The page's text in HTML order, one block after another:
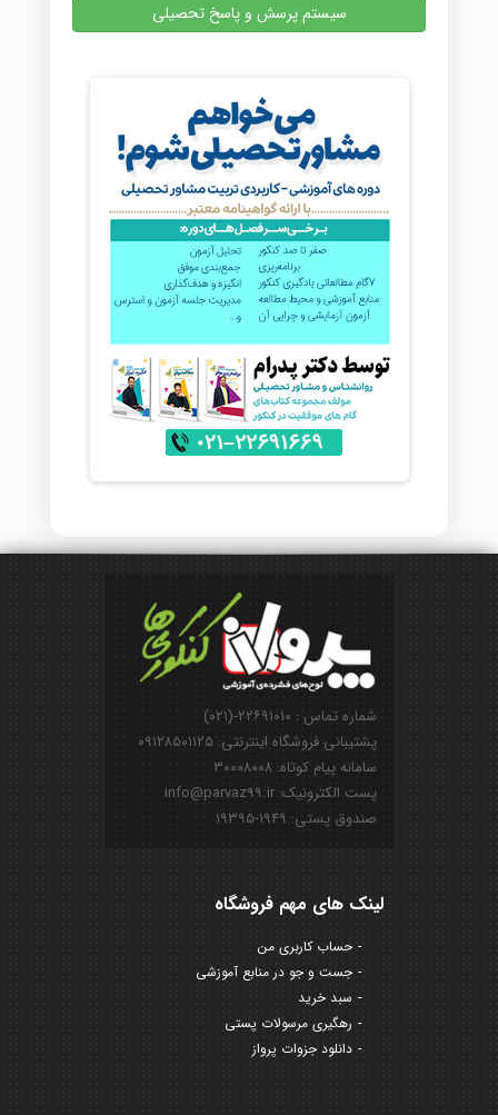
سیستم پرسش و پاسخ تحصیلی
شماره تماس : ۲۲۶۹۱۰۱۰-(۰۲۱)
پشتیبانی فروشگاه اینترنتی: ۰۹۱۲۸۵۰۱۱۲۵
سامانه پیام کوتاه: ۳۰۰۰۸۰۰۸
پست الکترونیک: info@parvaz99.ir
صندوق پستی: ۱۹۴۹-۱۹۳۹۵
لینک های مهم فروشگاه
حساب کاربری من
جست و جو در منابع آموزشی
سبد خرید
رهگیری مرسولات پستی
دانلود جزوات پرواز